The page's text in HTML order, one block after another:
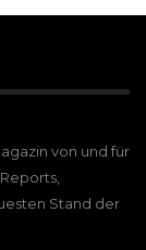
von und für
Stand der